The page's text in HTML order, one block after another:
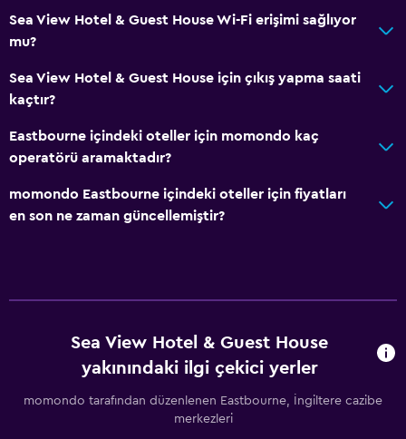
Sea View Hotel & Guest House Wi-Fi erişimi sağlıyor
mu?
Sea View Hotel & Guest House için çıkış yapma saati
kaçtır?
Eastbourne içindeki oteller için momondo kaç
operatörü aramaktadır?
momondo Eastbourne içindeki oteller için fiyatları
en son ne zaman güncellemiştir?
Sea View Hotel & Guest House
yakınındaki ilgi çekici yerler
momondo tarafından düzenlenen Eastbourne, İngiltere cazibe
merkezleri